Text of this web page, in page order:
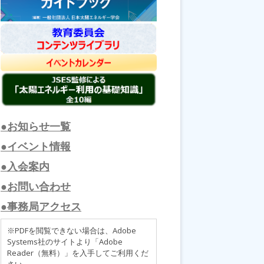
●お知らせ一覧
●イベント情報
●入会案内
●お問い合わせ
●事務局アクセス
※PDFを閲覧できない場合は、Adobe
Systems社のサイトより「Adobe
Reader（無料）」を入手してご利用くだ